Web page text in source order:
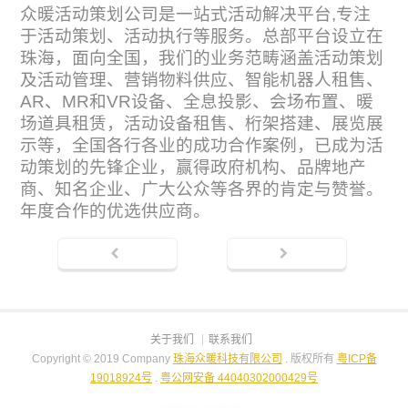
众暖活动策划公司是一站式活动解决平台,专注
于活动策划、活动执行等服务。总部平台设立在
珠海，面向全国，我们的业务范畴涵盖活动策划
及活动管理、营销物料供应、智能机器人租售、
AR、MR和VR设备、全息投影、会场布置、暖
场道具租赁，活动设备租售、桁架搭建、展览展
示等，全国各行各业的成功合作案例，已成为活
动策划的先锋企业，赢得政府机构、品牌地产
商、知名企业、广大公众等各界的肯定与赞誉。
年度合作的优选供应商。
关于我们
联系我们
Copyright © 2019 Company 珠海众暖科技有限公司 . 版权所有 粤ICP备
19018924号
粤公网安备 44040302000429号